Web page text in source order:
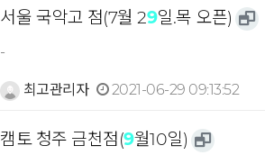
서울 국악고 점(7월 29일.목 오픈)
-
최고관리자 2021-06-29 09:13:52
캠토 청주 금천점(9월10일)